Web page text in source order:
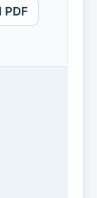
PDF